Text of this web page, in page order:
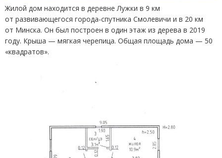
Жилой дом находится в деревне Лужки в 9 км
от развивающегося города-спутника Смолевичи и в 20 км
от Минска. Он был построен в один этаж из дерева в 2019
году. Крыша — мягкая черепица. Общая площадь дома — 50
«квадратов».